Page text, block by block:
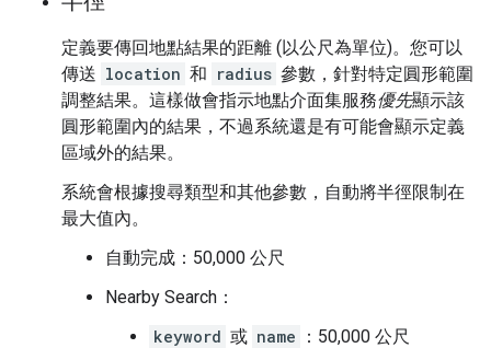
定義要傳回地點結果的距離 (以公尺為單位)。您可以
傳送 location 和 radius 參數，針對特定圓形範圍
調整結果。這樣做會指示地點介面集服務優先顯示該
圓形範圍內的結果，不過系統還是有可能會顯示定義
區域外的結果。
系統會根據搜尋類型和其他參數，自動將半徑限制在
最大值內。
自動完成：50,000 公尺
Nearby Search：
keyword 或 name
：50,000 公尺